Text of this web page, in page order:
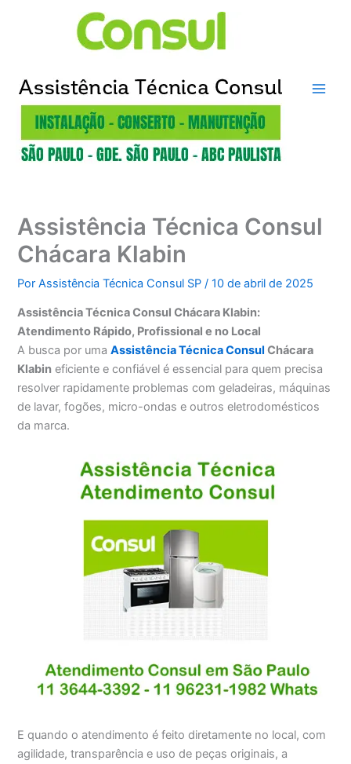
Assistência Técnica Consul
Chácara Klabin
PorAssistência Técnica Consul SP/10 de abril de 2025
Assistência Técnica Consul Chácara Klabin:
Atendimento Rápido, Profissional e no Local
A busca por umaAssistência Técnica Consul Chácara
Klabin eficiente e confiável é essencial para quem precisa
resolver rapidamente problemas com geladeiras, máquinas
de lavar, fogões, micro-ondas e outros eletrodomésticos
da marca.
E quando o atendimento é feito diretamente no local, com
agilidade, transparência e uso de peças originais, a